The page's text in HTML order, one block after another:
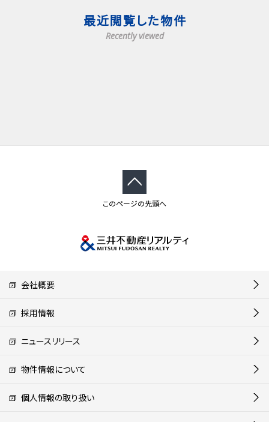
最近閲覧した物件
Recently viewed
このページの先頭へ
会社概要
採用情報
ニュースリリース
物件情報について
個人情報の取り扱い